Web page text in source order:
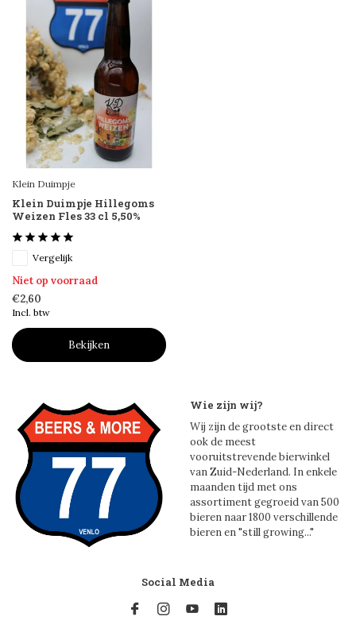
Klein Duimpje
Klein Duimpje Hillegoms
Weizen Fles 33 cl 5,50%
Vergelijk
Niet op voorraad
€2,60
Incl. btw
Bekijken
Wie zijn wij?
Wij zijn de grootste en direct
ook de meest
vooruitstrevende bierwinkel
van Zuid-Nederland. In enkele
maanden tijd met ons
assortiment gegroeid van 500
bieren naar 1800 verschillende
bieren en "still growing..."
Social Media